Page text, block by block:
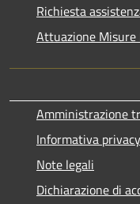
Richiesta
Attuazione Misure
Amministrazione
Informativa privacy
Note legali
Dichiarazione di